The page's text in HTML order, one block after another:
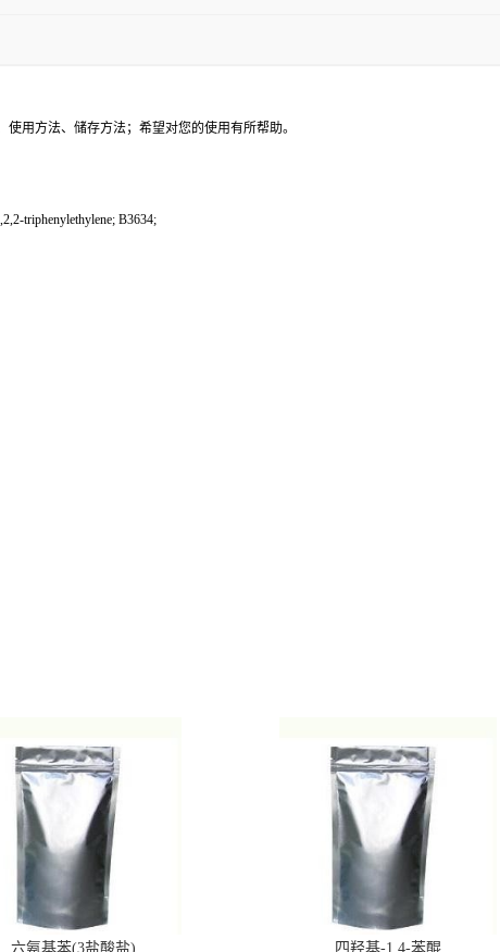
用方法、储存方法；希望对您的使用有所帮助。
triphenylethylene; B3634;
六氨基苯(3盐酸盐) 四羟基-1,4-苯醌